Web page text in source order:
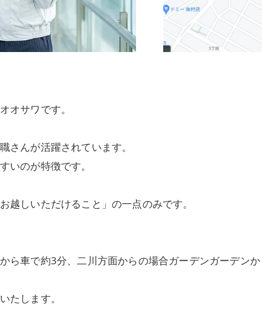
オサワです。
さんが活躍されています。
いのが特徴です。
越しいただけること」の一点のみです。
ら車で約3分、二川方面からの場合ガーデンガーデン
たします。